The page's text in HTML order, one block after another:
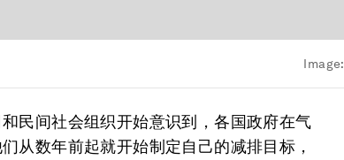
民间社会组织开始意识到，各国政府在气
从数年前起就开始制定自己的减排目标，